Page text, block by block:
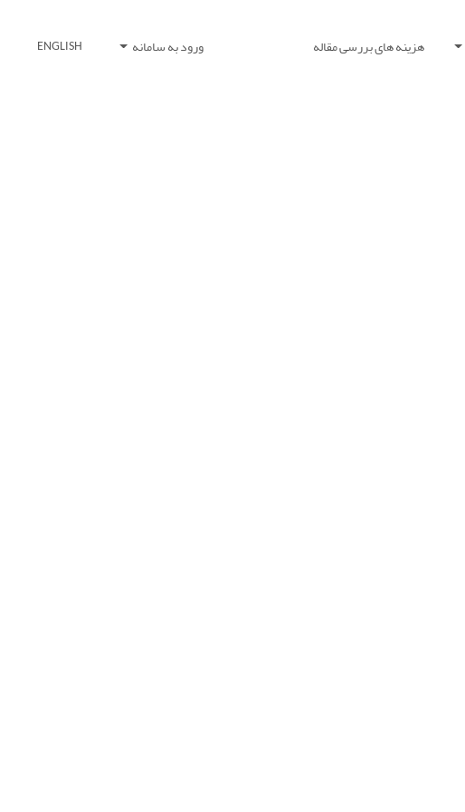
هزینه های بررسی مقاله ورود به سامانه ENGLISH